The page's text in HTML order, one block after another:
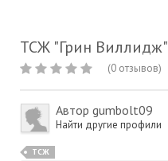
ТСЖ "Грин Виллидж"
(0 отзывов)
Автор gumbolt09
Найти другие профили
ТСЖ